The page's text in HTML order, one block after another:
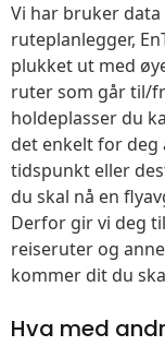
Vi har bruker
ruteplanlegger,
plukket ut med
ruter som går til/
holdeplasser du
det enkelt for deg
tidspunkt eller
du skal nå en
Derfor gir vi deg
reiseruter og
kommer dit du
Hva med